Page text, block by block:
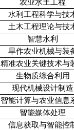
农业水土工程
水利工程科学与技
土木工程理论与技
智慧水利
旱作农业机械与装
精准农业关键技术与
生物质综合利用
现代机械设计制造
智能计算与农业信息
智能媒体处理
信息获取与智能控